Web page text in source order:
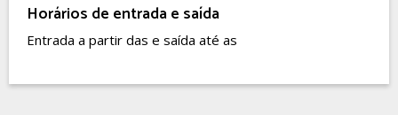
Horários de entrada e saída
Entrada a partir das e saída até as